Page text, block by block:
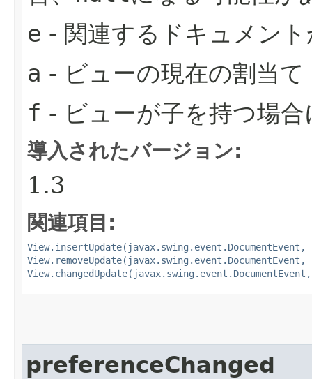
e - 関連するドキュメン
a - ビューの現在の割当て
f - ビューが子を持つ場
導入されたバージョン:
1.3
関連項目:
preferenceChanged